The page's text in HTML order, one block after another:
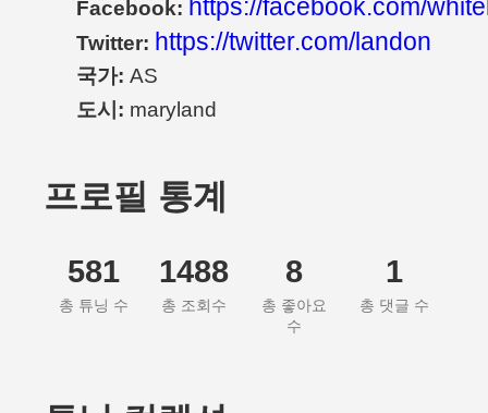
Facebook: https://facebook.com/
Twitter: https://twitter.com/landon
국가: AS
도시: maryland
프로필 통계
581
총 튜닝 수
1488
총 조회수
8
총 좋아요
수
1
총 댓글 수